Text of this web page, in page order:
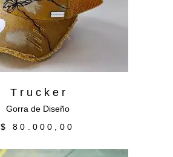
T r u c k e r
Gorra de Diseño
$
80.000,00